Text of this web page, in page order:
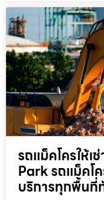
รถแม็คโครให้
Park รถแม็คโ
บริการทุกพื้นที่